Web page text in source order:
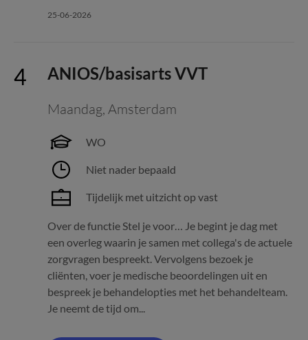
25-06-2026
ANIOS/basisarts VVT
Maandag, Amsterdam
WO
Niet nader bepaald
Tijdelijk met uitzicht op vast
Over de functie Stel je voor… Je begint je dag met
een overleg waarin je samen met collega's de actuele
zorgvragen bespreekt. Vervolgens bezoek je
cliënten, voer je medische beoordelingen uit en
bespreek je behandelopties met het behandelteam.
Je neemt de tijd om...